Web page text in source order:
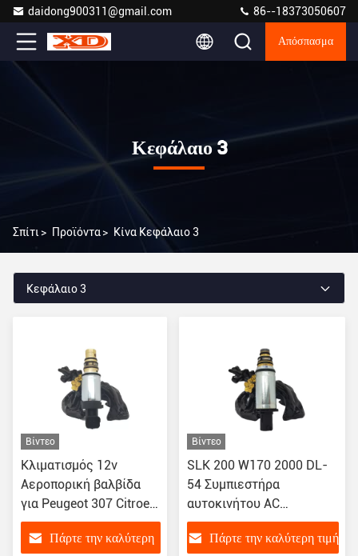
daidong900311@gmail.com 86--18373050607
Απόσπασμα
Κεφάλαιο 3
Σπίτι > Προϊόντα> Κίνα Κεφάλαιο 3
Κεφάλαιο 3
Βίντεο
Κλιματισμός 12v
Αεροπορική βαλβίδα
για Peugeot 307 Citroen
Triumph C-Quante
Πάρτε την καλύτερη
Βίντεο
SLK 200 W170 2000 DL-
54 Συμπιεστήρα
αυτοκινήτου AC
Σολενοειδής βαλβίδα για
BENZΠάρτε την καλύτερη τιμή